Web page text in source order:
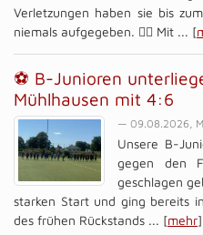
Verletzungen haben sie bis
niemals aufgegeben. ❤️‍🔥 Mit ... [
⚽ B-Junioren
Mühlhausen mit 4:6
— 09.08.2026,
Unsere B-
gegen den
geschlagen
starken Start und ging bereits
des frühen Rückstands ... [mehr]